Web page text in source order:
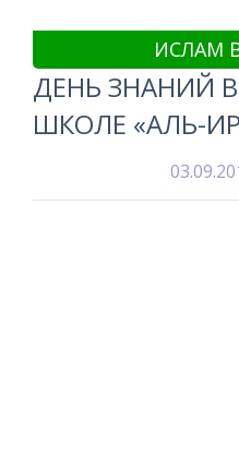
ИСЛАМ
ДЕНЬ ЗНАНИЙ
ШКОЛЕ «АЛЬ-